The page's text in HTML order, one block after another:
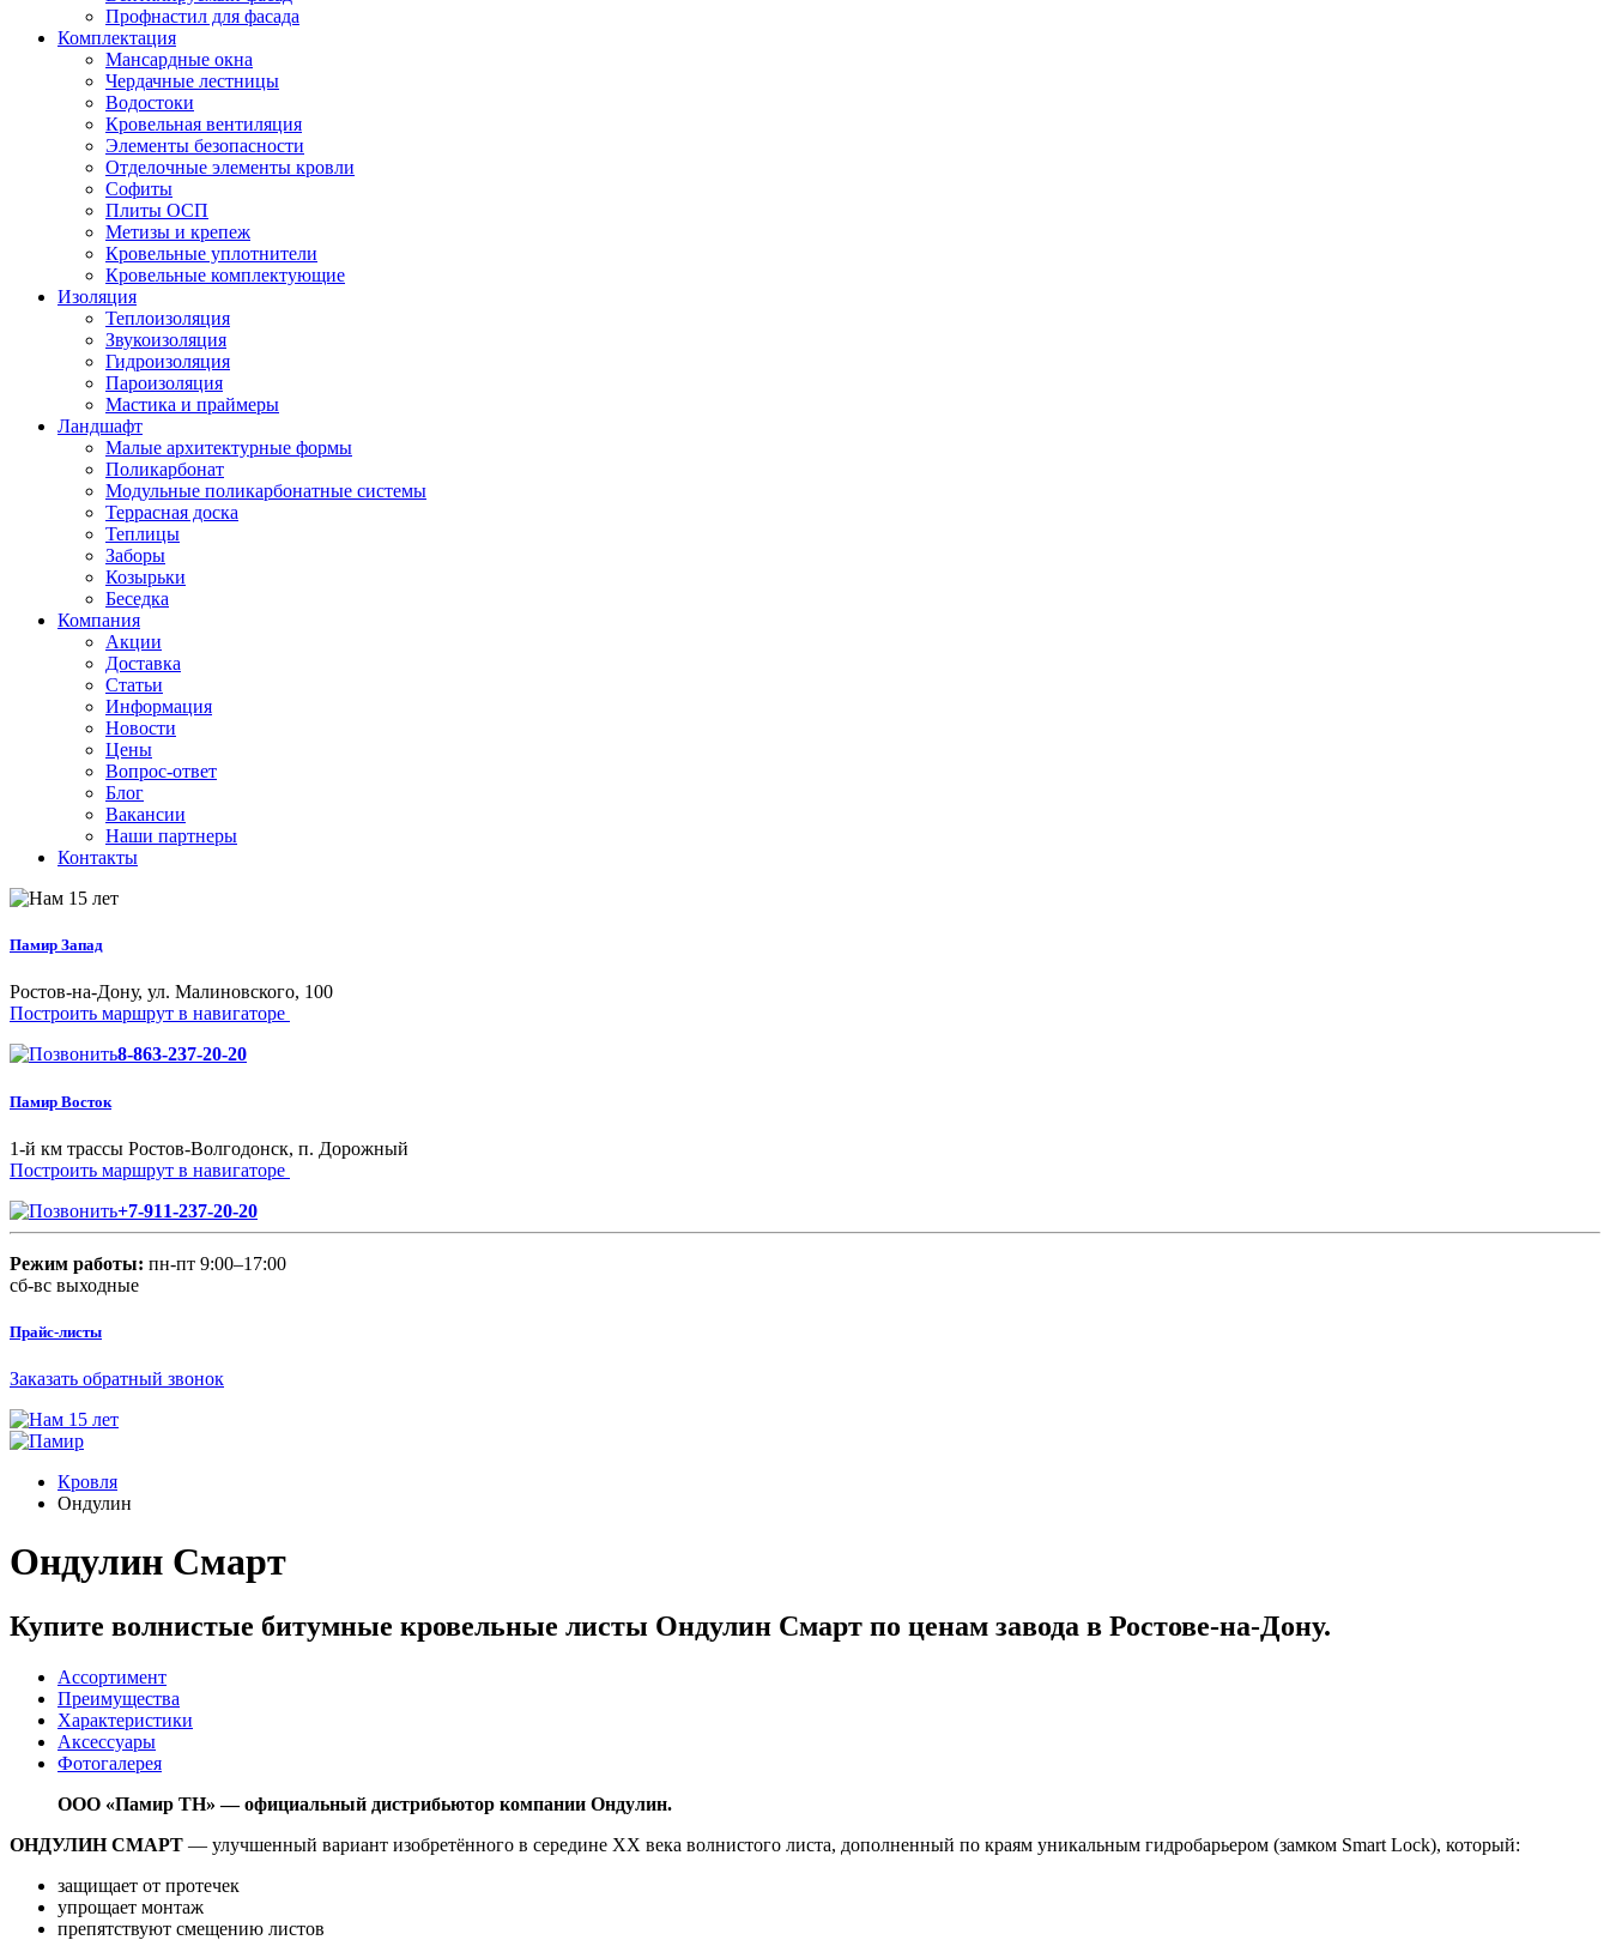
Профнастил для фасада
Комплектация
Мансардные окна
Чердачные лестницы
Водостоки
Кровельная вентиляция
Элементы безопасности
Отделочные элементы кровли
Софиты
Плиты ОСП
Метизы и крепеж
Кровельные уплотнители
Кровельные комплектующие
Изоляция
Теплоизоляция
Звукоизоляция
Гидроизоляция
Пароизоляция
Мастика и праймеры
Ландшафт
Малые архитектурные формы
Поликарбонат
Модульные поликарбонатные системы
Террасная доска
Теплицы
Заборы
Козырьки
Беседка
Компания
Акции
Доставка
Статьи
Информация
Новости
Цены
Вопрос-ответ
Блог
Вакансии
Наши партнеры
Контакты
Памир Запад
Ростов-на-Дону, ул. Малиновского, 100
Построить маршрут в навигаторе
8-863-237-20-20
Памир Восток
1-й км трассы Ростов-Волгодонск, п. Дорожный
Построить маршрут в навигаторе
+7-911-237-20-20
Режим работы: пн-пт 9:00–17:00
сб-вс выходные
Прайс-листы
Заказать обратный звонок
Кровля
Ондулин
Ондулин Смарт
Купите волнистые битумные кровельные листы Ондулин Смарт по ценам завода в Ростове-на-Дону.
Ассортимент
Преимущества
Характеристики
Аксессуары
Фотогалерея
ООО «Памир ТН» — официальный дистрибьютор компании Ондулин.
ОНДУЛИН СМАРТ — улучшенный вариант изобретённого в середине XX века волнистого листа, дополненный по краям уникальным гидробарьером (замком Smart Lock), который:
защищает от протечек
упрощает монтаж
препятствуют смещению листов